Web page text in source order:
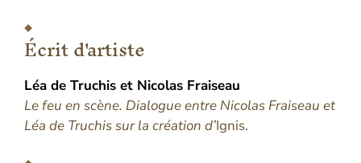
Écrit d'artiste
Léa de Truchis et Nicolas Fraiseau
Le feu en scène. Dialogue entre Nicolas Fraiseau et
Léa de Truchis sur la création d’Ignis.